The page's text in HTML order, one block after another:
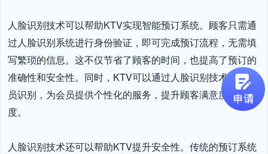
人脸识别技术可以帮助KTV实现智能预订系统。顾客只需通
过人脸识别系统进行身份验证，即可完成预订流程，无需填
写繁琐的信息。这不仅节省了顾客的时间，也提高了预订的
准确性和安全性。同时，KTV可以通过人脸识别技术实现会
员识别，为会员提供个性化的服务，提升顾客满意度和忠诚
度。
人脸识别技术还可以帮助KTV提升安全性。传统的预订系统